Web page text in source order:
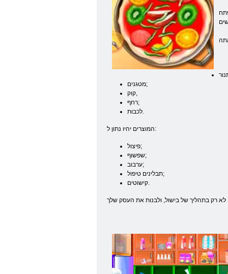
מטגנים;
קוק,
רחף;
לכבות.
המוצרים יהיו נתון ל:
פיצול;
שפשוף;
ערבוב;
תבלינים טיפול;
קישוטים.